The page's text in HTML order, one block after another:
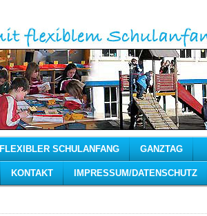
FLEXIBLER SCHULANFANG GANZTAG
KONTAKT IMPRESSUM/DATENSCHUTZ